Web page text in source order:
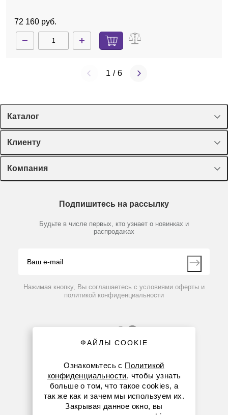
72 160 руб.
1 / 6
Каталог
Спецпредложения
Оборудование, приборы
Пластик, стекло, принадлежности
Химические реактивы, препараты, наборы
Производители
Клиенту
Лекторий Диаэм
Доставка и оплата
Мобильное приложение
Компания
Партнеры
Контакты
Подпишитесь на рассылку
Будьте в числе первых, кто узнает о новинках и
распродажах
Нажимая кнопку, Вы соглашаетесь с условиями оферты и
политикой конфиденциальности
8 (800) 234-05-08
+7 (923) 158-67-53
ФАЙЛЫ COOKIE
Ознакомьтесь с Политикой
конфиденциальности, чтобы узнать
больше о том, что такое cookies, а
так же как и зачем мы используем их.
Закрывая данное окно, вы